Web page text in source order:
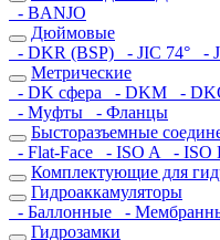
- BANJO
Дюймовые
- DKR (BSP)
- JIC 74° -
Метрические
- DK сфера
- DKM -
- Муфты
- Фланцы
Бысторазъемные
- Flat-Face
- ISO A - ISO
Комплектующие для
Гидроаккамуляторы
- Баллонные
-
Гидрозамки